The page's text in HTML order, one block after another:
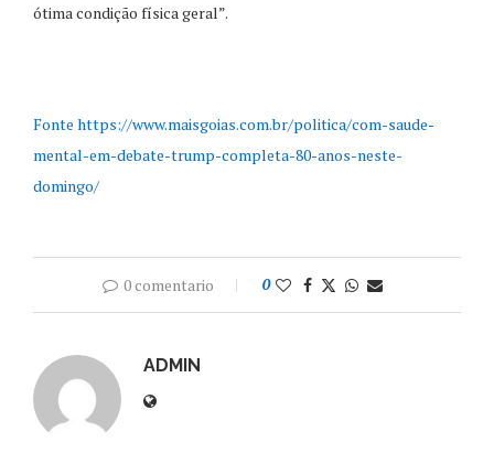
ótima condição física geral”.
Fonte https://www.maisgoias.com.br/politica/com-saude-
mental-em-debate-trump-completa-80-anos-neste-
domingo/
0 comentario 0
ADMIN